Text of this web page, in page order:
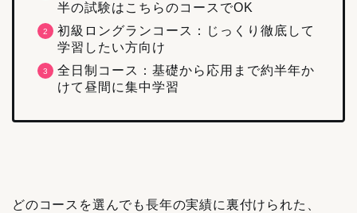
半の試験はこちらのコースでOK
初級ロングランコース：じっくり徹底して
学習したい方向け
全日制コース：基礎から応用まで約半年か
けて昼間に集中学習
どのコースを選んでも長年の実績に裏付けられた、